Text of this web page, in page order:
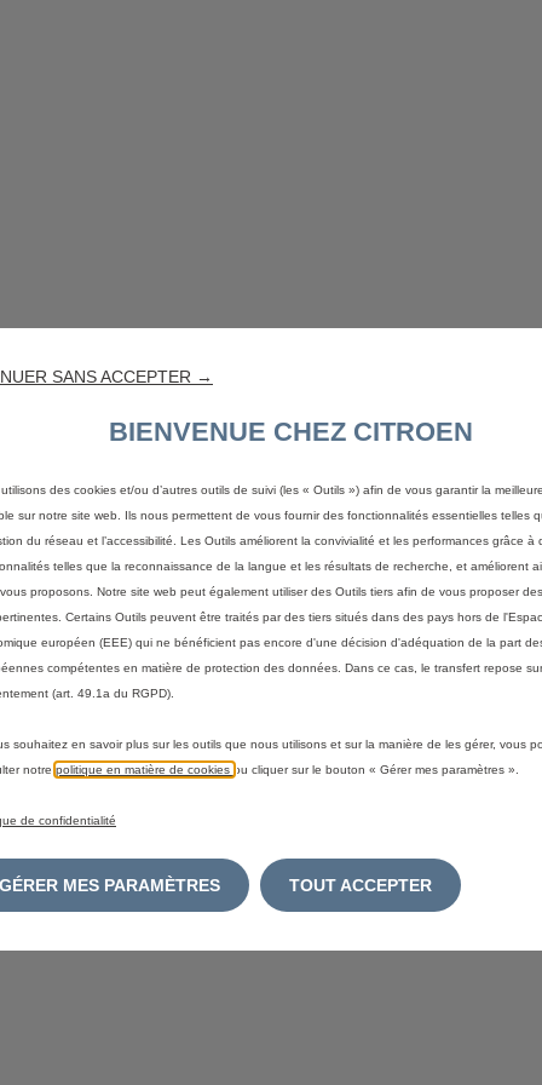
client-side exception has occurred (see the browser console for
SANS ACCEPTER →
BIENVENUE CHEZ CITROEN
des cookies et/ou d’autres outils de suivi (les « Outils ») afin de vous garantir la
sur notre site web. Ils nous permettent de vous fournir des fonctionnalités essentielles telles
du réseau et l’accessibilité. Les Outils améliorent la convivialité et les performances grâce à
telles que la reconnaissance de la langue et les résultats de recherche, et améliorent
proposons. Notre site web peut également utiliser des Outils tiers afin de vous proposer
Certains Outils peuvent être traités par des tiers situés dans des pays hors de
européen (EEE) qui ne bénéficient pas encore d'une décision d'adéquation de la part
compétentes en matière de protection des données. Dans ce cas, le transfert repose
(art. 49.1a du RGPD).
souhaitez en savoir plus sur les outils que nous utilisons et sur la manière de les gérer, vous
notre politique en matière de cookies ou cliquer sur le bouton « Gérer mes paramètres ».
de confidentialité
GÉRER MES PARAMÈTRES TOUT ACCEPTER